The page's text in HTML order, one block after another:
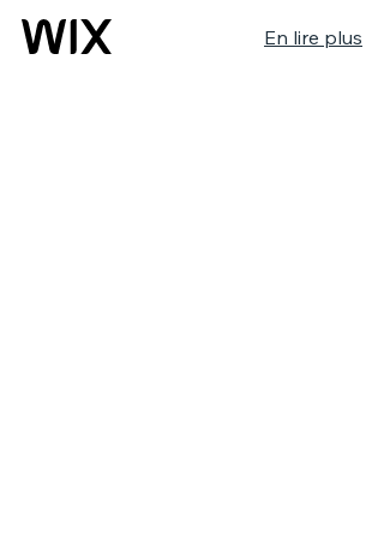
En lire plus